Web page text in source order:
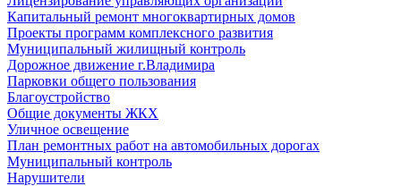
Капитальный ремонт многоквартирных домов
Проекты программ комплексного развития
Муниципальный жилищный контроль
Дорожное движение г.Владимира
Парковки общего пользования
Благоустройство
Общие документы ЖКХ
Уличное освещение
План ремонтных работ на автомобильных дорогах
Муниципальный контроль
Нарушители